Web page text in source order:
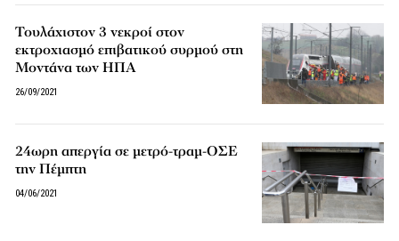
Τουλάχιστον 3 νεκροί στον
εκτροχιασμό επιβατικού συρμού στη
Μοντάνα των ΗΠΑ
26/09/2021
24ωρη απεργία σε μετρό-τραμ-ΟΣΕ
την Πέμπτη
04/06/2021